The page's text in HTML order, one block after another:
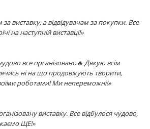
виставку, а відвідувачам за покупки. Все
на наступній виставці!»
все організовано🔥 Дякую всім
ні на що продовжують творити,
роботами! Ми непереможні!»
виставку. Все відбулося чудово,
ЩЕ!»